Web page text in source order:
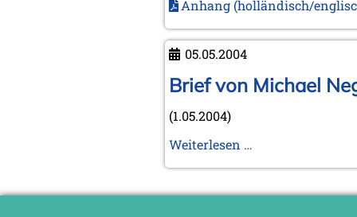
November 2022 (2 Einträge)
September 2022 (1 Eintrag)
Mai 2022 (1 Eintrag)
2021
Dezember 2021 (1 Eintrag)
Oktober 2021 (1 Eintrag)
August 2021 (1 Eintrag)
2019
Anhang (holländisch/
05.05.2004
Brief von Michael
(1.05.2004)
Weiterlesen …
Negele